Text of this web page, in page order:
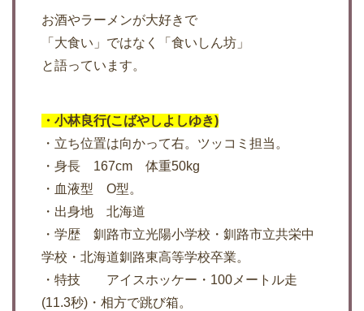
お酒やラーメンが大好きで
「大食い」ではなく「食いしん坊」
と語っています。
・小林良行(こばやしよしゆき)
・立ち位置は向かって右。ツッコミ担当。
・身長 167cm 体重50kg
・血液型 O型。
・出身地 北海道
・学歴 釧路市立光陽小学校・釧路市立共栄中
学校・北海道釧路東高等学校卒業。
・特技 アイスホッケー・100メートル走
(11.3秒)・相方で跳び箱。